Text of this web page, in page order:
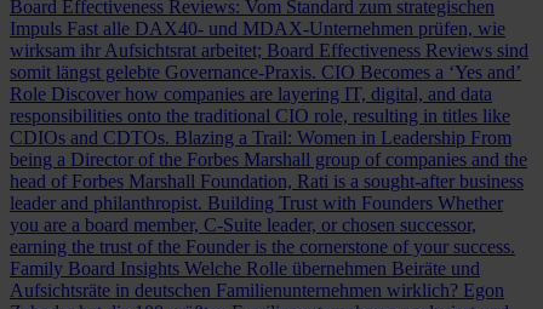
Board Effectiveness Reviews: Vom Standard zum strategischen
Impuls Fast alle DAX40- und MDAX-Unternehmen prüfen, wie
wirksam ihr Aufsichtsrat arbeitet; Board Effectiveness Reviews sind
somit längst gelebte Governance-Praxis. CIO Becomes a ‘Yes and’
Role Discover how companies are layering IT, digital, and data
responsibilities onto the traditional CIO role, resulting in titles like
CDIOs and CDTOs. Blazing a Trail: Women in Leadership From
being a Director of the Forbes Marshall group of companies and the
head of Forbes Marshall Foundation, Rati is a sought-after business
leader and philanthropist. Building Trust with Founders Whether
you are a board member, C-Suite leader, or chosen successor,
earning the trust of the Founder is the cornerstone of your success.
Family Board Insights Welche Rolle übernehmen Beiräte und
Aufsichtsräte in deutschen Familienunternehmen wirklich? Egon